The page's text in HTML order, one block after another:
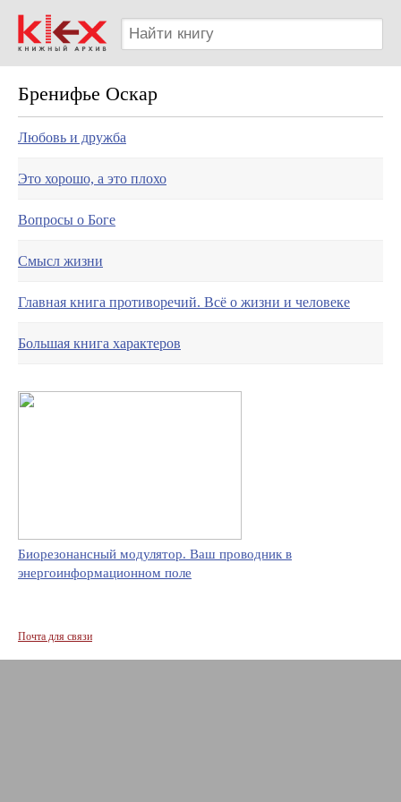
Бренифье Оскар
Любовь и дружба
Это хорошо, а это плохо
Вопросы о Боге
Смысл жизни
Главная книга противоречий. Всё о жизни и человеке
Большая книга характеров
Биорезонансный модулятор. Ваш проводник в
энергоинформационном поле
Почта для связи